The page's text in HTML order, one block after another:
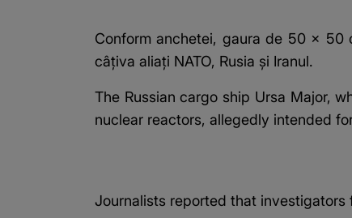
Conform anchetei, gaura de 50 × 50
câțiva aliați NATO, Rusia și Iranul.
The Russian cargo ship Ursa Major,
nuclear reactors, allegedly intended
Journalists reported that